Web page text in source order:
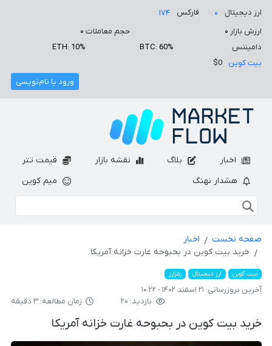
ارز دیجیتال ۰ فارکس
۱۷۴
ارزش بازار ۰ حجم معاملات ۰
دامیننس
BTC: 60%
ETH: 10%
بیت کوین
$0
ورود یا نام‌نویسی
اخبار بلاگ نقشه بازار
قیمت تتر
هشدار نهنگ
میم کوین
صفحه نخست
اخبار
خرید بیت کوین در بحبوحه غارت خزانه آمریکا
بیت کوین ارز دیجیتال رمزارز
آخرین بروزرسانی: ۲۱ اسفند ۱۴۰۲ - ۱۰:۲۲
بازدید: ۲۰
زمان مطالعه: ۳ دقیقه
خرید بیت کوین در بحبوحه غارت خزانه آمریکا